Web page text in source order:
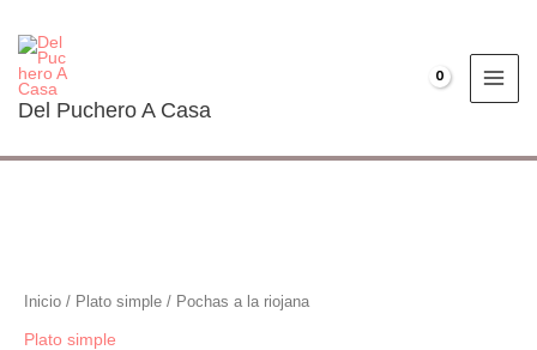
contenido
Del Puchero A Casa
Inicio / Plato simple / Pochas a la riojana
Plato simple
la
riojana